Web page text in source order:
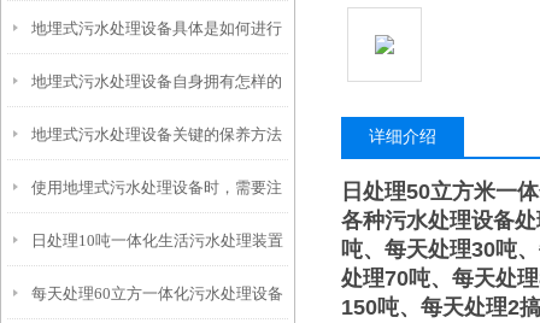
撑起？核心结构一文拆解
地埋式污水处理设备具体是如何进行
安装的呢？
地埋式污水处理设备自身拥有怎样的
特点呢？
地埋式污水处理设备关键的保养方法
使用地埋式污水处理设备时，需要注
意以下事项
日处理10吨一体化生活污水处理装置
每天处理60立方一体化污水处理设备
详细介绍
日处理50立方米一
各种污水处理设备
吨、每天处理30吨
处理70吨、每天处
150吨、每天处理2